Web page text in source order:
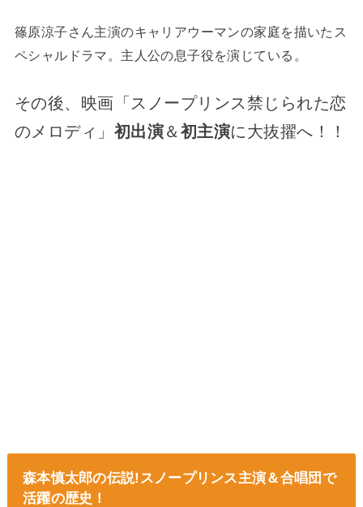
篠原涼子さん主演のキャリアウーマンの家庭を描いたス
ペシャルドラマ。主人公の息子役を演じている。
その後、映画「スノープリンス禁じられた恋
のメロディ」 初出演＆ 初主演に大抜擢へ！！
森本慎太郎の伝説!スノープリンス主演＆合唱団で
活躍の歴史！